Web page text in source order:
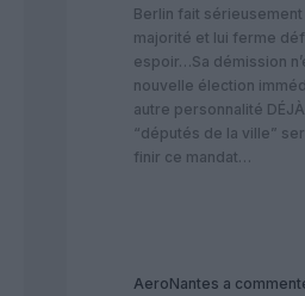
Berlin fait sérieusement
majorité et lui ferme
espoir…Sa démission
nouvelle élection
autre personnalité
“députés de la ville”
finir ce mandat…
AeroNantes a